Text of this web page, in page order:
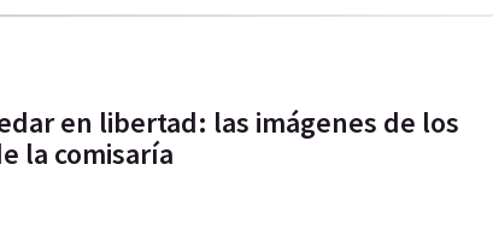
en libertad: las imágenes de los
la comisaría